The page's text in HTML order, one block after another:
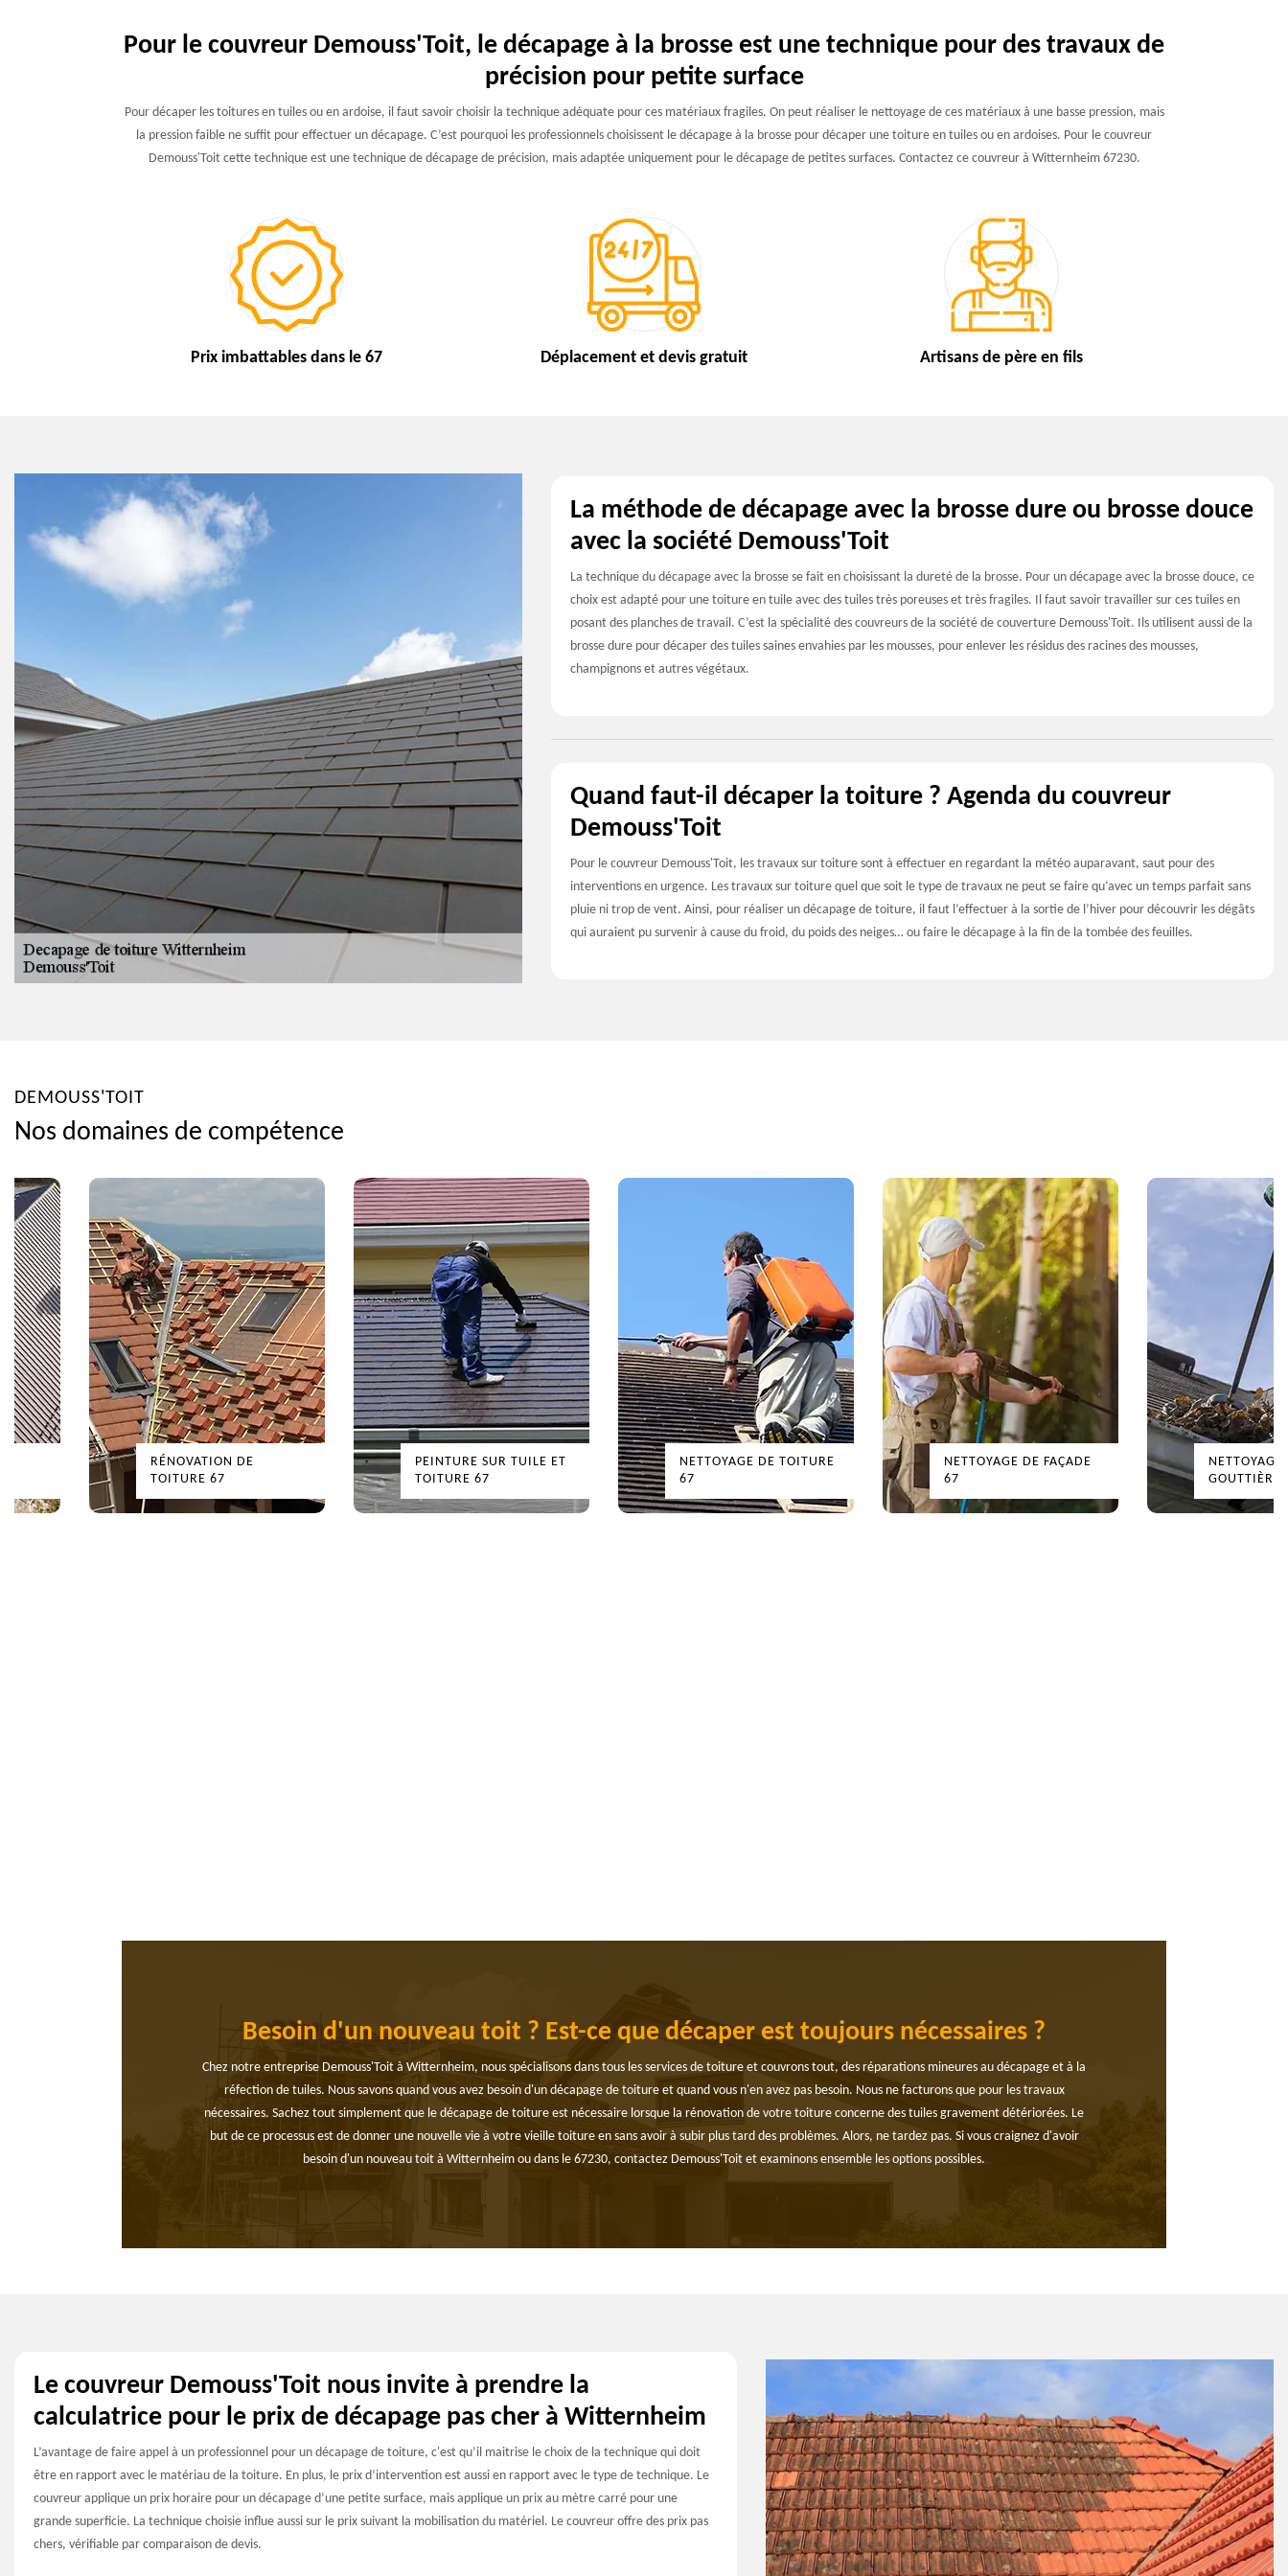
Pour le couvreur Demouss'Toit, le décapage à la brosse est une technique pour des travaux de
précision pour petite surface
Pour décaper les toitures en tuiles ou en ardoise, il faut savoir choisir la technique adéquate pour ces matériaux fragiles. On peut réaliser le nettoyage de ces matériaux à une basse pression, mais
la pression faible ne suffit pour effectuer un décapage. C’est pourquoi les professionnels choisissent le décapage à la brosse pour décaper une toiture en tuiles ou en ardoises. Pour le couvreur
Demouss'Toit cette technique est une technique de décapage de précision, mais adaptée uniquement pour le décapage de petites surfaces. Contactez ce couvreur à Witternheim 67230.
Prix imbattables dans le 67 Déplacement et devis gratuit Artisans de père en fils
La méthode de décapage avec la brosse dure ou brosse douce
avec la société Demouss'Toit
La technique du décapage avec la brosse se fait en choisissant la dureté de la brosse. Pour un décapage avec la brosse douce, ce
choix est adapté pour une toiture en tuile avec des tuiles très poreuses et très fragiles. Il faut savoir travailler sur ces tuiles en
posant des planches de travail. C’est la spécialité des couvreurs de la société de couverture Demouss'Toit. Ils utilisent aussi de la
brosse dure pour décaper des tuiles saines envahies par les mousses, pour enlever les résidus des racines des mousses,
champignons et autres végétaux.
Quand faut-il décaper la toiture ? Agenda du couvreur
Demouss'Toit
Pour le couvreur Demouss'Toit, les travaux sur toiture sont à effectuer en regardant la météo auparavant, saut pour des
interventions en urgence. Les travaux sur toiture quel que soit le type de travaux ne peut se faire qu’avec un temps parfait sans
pluie ni trop de vent. Ainsi, pour réaliser un décapage de toiture, il faut l’effectuer à la sortie de l’hiver pour découvrir les dégâts
qui auraient pu survenir à cause du froid, du poids des neiges… ou faire le décapage à la fin de la tombée des feuilles.
DEMOUSS'TOIT
Nos domaines de compétence
RÉNOVATION DE
TOITURE 67
PEINTURE SUR TUILE ET
TOITURE 67
NETTOYAGE DE TOITURE
67
NETTOYAGE DE FAÇADE
67
NETTOYAGE
Besoin d'un nouveau toit ? Est-ce que décaper est toujours nécessaires ?
Chez notre entreprise Demouss'Toit à Witternheim, nous spécialisons dans tous les services de toiture et couvrons tout, des réparations mineures au décapage et à la
réfection de tuiles. Nous savons quand vous avez besoin d'un décapage de toiture et quand vous n'en avez pas besoin. Nous ne facturons que pour les travaux
nécessaires. Sachez tout simplement que le décapage de toiture est nécessaire lorsque la rénovation de votre toiture concerne des tuiles gravement détériorées. Le
but de ce processus est de donner une nouvelle vie à votre vieille toiture en sans avoir à subir plus tard des problèmes. Alors, ne tardez pas. Si vous craignez d'avoir
besoin d'un nouveau toit à Witternheim ou dans le 67230, contactez Demouss'Toit et examinons ensemble les options possibles.
Le couvreur Demouss'Toit nous invite à prendre la
calculatrice pour le prix de décapage pas cher à Witternheim
L’avantage de faire appel à un professionnel pour un décapage de toiture, c'est qu’il maitrise le choix de la technique qui doit
être en rapport avec le matériau de la toiture. En plus, le prix d’intervention est aussi en rapport avec le type de technique. Le
couvreur applique un prix horaire pour un décapage d’une petite surface, mais applique un prix au mètre carré pour une
grande superficie. La technique choisie influe aussi sur le prix suivant la mobilisation du matériel. Le couvreur offre des prix pas
chers, vérifiable par comparaison de devis.